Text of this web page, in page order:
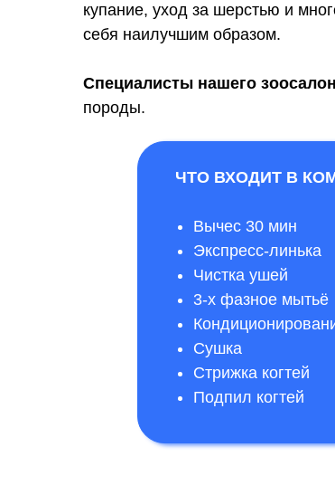
купание, уход за шерстью и
себя наилучшим образом.
Специалисты нашего
породы.
ЧТО ВХОДИТ В
Вычес 30 мин
Экспресс-линька
Чистка ушей
3-х фазное мытьё
Сушка
Стрижка когтей
Подпил когтей